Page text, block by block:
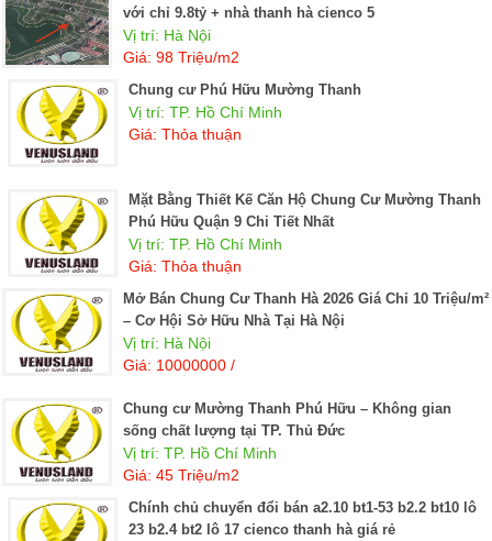
với chỉ 9.8tỷ + nhà thanh hà cienco 5
Vị trí: Hà Nội
Giá: 98 Triệu/m2
Chung cư Phú Hữu Mường Thanh
Vị trí: TP. Hồ Chí Minh
Giá: Thỏa thuận
Mặt Bằng Thiết Kế Căn Hộ Chung Cư Mường Thanh
Phú Hữu Quận 9 Chi Tiết Nhất
Vị trí: TP. Hồ Chí Minh
Giá: Thỏa thuận
Mở Bán Chung Cư Thanh Hà 2026 Giá Chỉ 10 Triệu/m²
– Cơ Hội Sở Hữu Nhà Tại Hà Nội
Vị trí: Hà Nội
Giá: 10000000 /
Chung cư Mường Thanh Phú Hữu – Không gian
sống chất lượng tại TP. Thủ Đức
Vị trí: TP. Hồ Chí Minh
Giá: 45 Triệu/m2
chính chủ chuyển đổi bán a2.10 bt1-53 b2.2 bt10 lô
23 b2.4 bt2 lô 17 cienco thanh hà giá rẻ